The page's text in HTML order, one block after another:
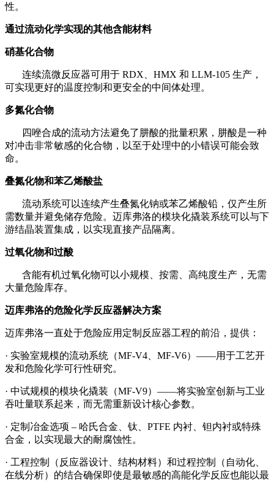
性。
通过流动化学实现的其他含能材料
硝基化合物
连续流微反应器可用于 RDX、HMX 和 LLM-105 生产，
可实现更好的温度控制和更安全的中间体处理。
多氮化合物
四唑合成的流动方法避免了肼酸的批量积累，肼酸是一种
对冲击非常敏感的化合物，以至于处理中的小错误可能会致
命。
叠氮化物和苯乙烯酸盐
流动系统可以连续产生叠氮化钠或苯乙烯酸铅，仅产生所
需数量并避免储存危险。 迈库弗洛的模块化撬装系统可以与下
游结晶装置集成，以实现直接产品隔离。
过氧化物和过酸
含能有机过氧化物可以小规模、按需、高纯度生产，无需
大量危险库存。
迈库弗洛的危险化学反应器解决方案
迈库弗洛一直处于危险应用定制反应器工程的前沿，提供：
· 实验室规模的流动系统（MF-V4、MF-V6） ——用于工艺开
发和危险化学可行性研究。
· 中试规模的模块化撬装（MF-V9） ——将实验室创新与工业
吞吐量联系起来，而无需重新设计核心参数。
· 定制冶金选项 – 哈氏合金、钛、PTFE 内衬、钽内衬或特殊
合金，以实现最大的耐腐蚀性。
· 工程控制（反应器设计、结构材料）和过程控制（自动化、
在线分析）的结合确保即使是最敏感的高能化学反应也能以最